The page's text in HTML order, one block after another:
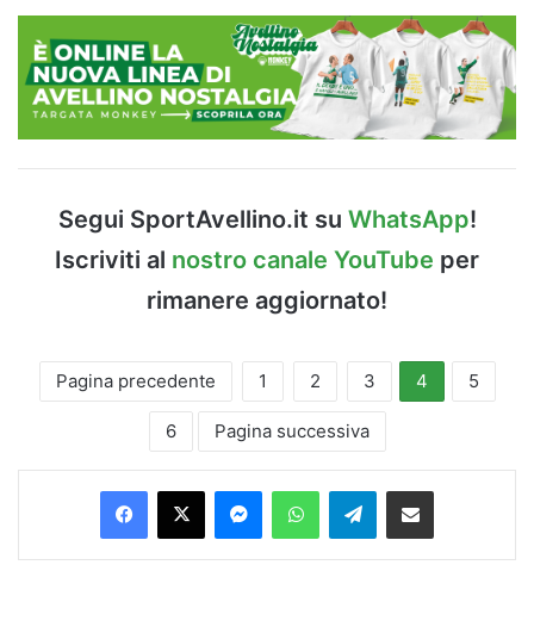
Segui SportAvellino.it su WhatsApp!
Iscriviti al nostro canale YouTube per
rimanere aggiornato!
Pagina precedente 1 2 3 4 5
6 Pagina successiva
Facebook
X MessengerWhatsAppTelegramCondividi via Email